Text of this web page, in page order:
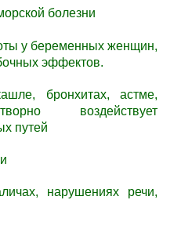
болезни
у беременных женщин,
эффектов.
бронхитах, астме,
воздействует
путей
нарушениях речи,